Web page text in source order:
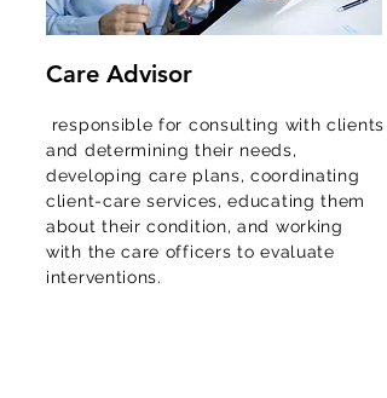
Care Advisor
responsible for consulting with clients
and determining their needs,
developing care plans, coordinating
client-care services, educating them
about their condition, and working
with the care officers to evaluate
interventions.